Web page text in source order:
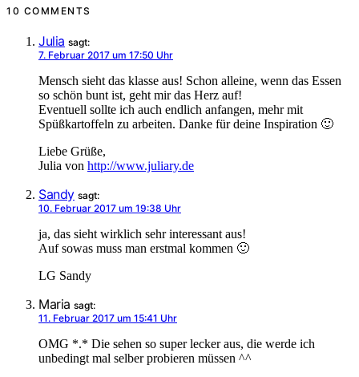
10 COMMENTS
Julia sagt:
7. Februar 2017 um 17:50 Uhr
Mensch sieht das klasse aus! Schon alleine, wenn das Essen
so schön bunt ist, geht mir das Herz auf!
Eventuell sollte ich auch endlich anfangen, mehr mit
Spüßkartoffeln zu arbeiten. Danke für deine Inspiration 🙂
Liebe Grüße,
Julia von http://www.juliary.de
Sandy sagt:
10. Februar 2017 um 19:38 Uhr
ja, das sieht wirklich sehr interessant aus!
Auf sowas muss man erstmal kommen 🙂
LG Sandy
Maria sagt:
11. Februar 2017 um 15:41 Uhr
OMG *.* Die sehen so super lecker aus, die werde ich
unbedingt mal selber probieren müssen ^^